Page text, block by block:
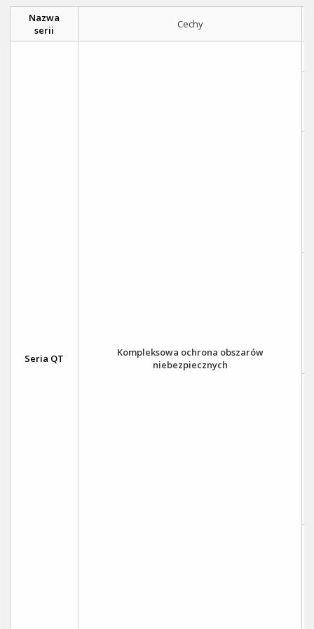
Nazwa
serii
Cechy
Seria QT
Kompleksowa ochrona obszarów
niebezpiecznych